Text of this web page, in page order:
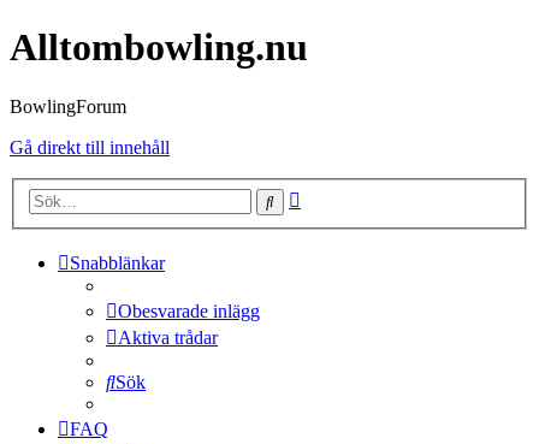
Alltombowling.nu
BowlingForum
Gå direkt till innehåll
Sök
Snabblänkar
Obesvarade inlägg
Aktiva trådar
Sök
FAQ